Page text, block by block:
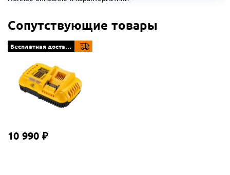
Сопутствующие товары
Бесплатная доставка
10 990 ₽